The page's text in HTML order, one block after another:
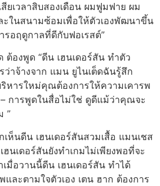
ยเวลาสิบสองเดือน ผมฟูมฟาย ผม
ในสนามซ้อมเพื่อให้ตัวเองพัฒนาขึ้น
อฤดูกาลที่ดีกับฟอเรสต์”
ต้องพูด “ดีน เฮนเดอร์สัน ทำตัว
ว่าจ้างจาก แมน ยูไนเต็ดฉันรู้สึก
หารใหม่คุณต้องการให้ความเคารพ
การพูดในสื่อไม่ใช่ ดูดีแม้ว่าคุณจะ
”
เห็นดีน เฮนเดอร์สันสวมเสื้อ แมนเชส
ฮนเดอร์สันยังทำเกมไม่เพียงพอที่จะ
มื่อวานนี้ดีน เฮนเดอร์สัน ทำได้
และตามใจตัวเอง เตน ฮาก ต้องการ